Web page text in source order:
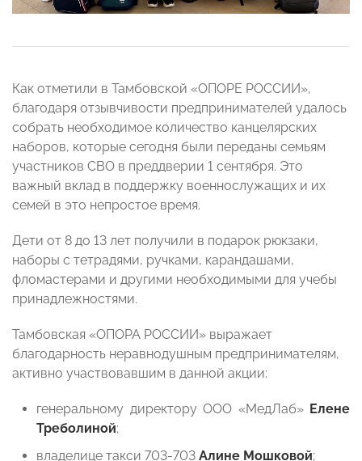
Как отметили в Тамбовской «ОПОРЕ РОССИИ»,
благодаря отзывчивости предпринимателей удалось
собрать необходимое количество канцелярских
наборов, которые сегодня были переданы семьям
участников СВО в преддверии 1 сентября. Это
важный вклад в поддержку военнослужащих и их
семей в это непростое время.
Дети от 8 до 13 лет получили в подарок рюкзаки,
наборы с тетрадями, ручками, карандашами,
фломастерами и другими необходимыми для учебы
принадлежностями.
Тамбовская «ОПОРА РОССИИ» выражает
благодарность неравнодушным предпринимателям,
активно участвовавшим в данной акции:
генеральному директору ООО «МедЛаб» Елене
Треболиной;
владелице такси 703-703 Алине Мошковой;